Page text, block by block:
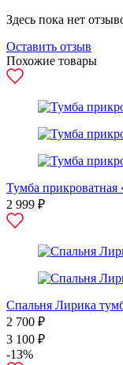
Здесь пока нет
Оставить отзыв
Похожие товары
Тумба прикроватная
2 999 ₽
Спальня Лирика
2 700 ₽
3 100 ₽
-13%